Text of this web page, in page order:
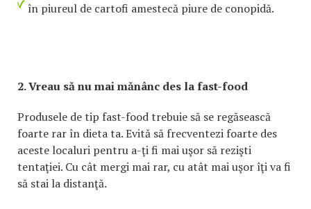
în piureul de cartofi amestecă piure de conopidă.
2. Vreau să nu mai mănânc des la fast-food
Produsele de tip fast-food trebuie să se regăsească
foarte rar în dieta ta. Evită să frecventezi foarte des
aceste localuri pentru a-ţi fi mai uşor să rezişti
tentaţiei. Cu cât mergi mai rar, cu atât mai uşor îţi va fi
să stai la distanţă.